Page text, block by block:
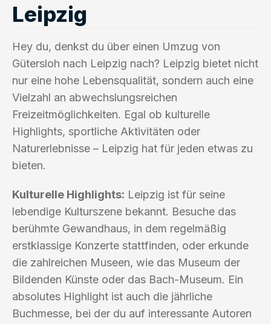
Leipzig
Hey du, denkst du über einen Umzug von
Gütersloh nach Leipzig nach? Leipzig bietet nicht
nur eine hohe Lebensqualität, sondern auch eine
Vielzahl an abwechslungsreichen
Freizeitmöglichkeiten. Egal ob kulturelle
Highlights, sportliche Aktivitäten oder
Naturerlebnisse – Leipzig hat für jeden etwas zu
bieten.
Kulturelle Highlights: Leipzig ist für seine
lebendige Kulturszene bekannt. Besuche das
berühmte Gewandhaus, in dem regelmäßig
erstklassige Konzerte stattfinden, oder erkunde
die zahlreichen Museen, wie das Museum der
Bildenden Künste oder das Bach-Museum. Ein
absolutes Highlight ist auch die jährliche
Buchmesse, bei der du auf interessante Autoren